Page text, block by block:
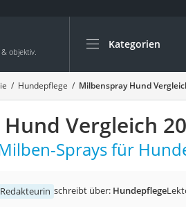
Kategorien
Die beliebtesten
Drogerie
Inhalator
Haarschneider
Rollator
Braun Rasierer
Katzenklappe (Chip)
Hundepflege Milbenspray Hund
Vergleich
Sprays für
Redakteurin schreibt über: Hundepflege